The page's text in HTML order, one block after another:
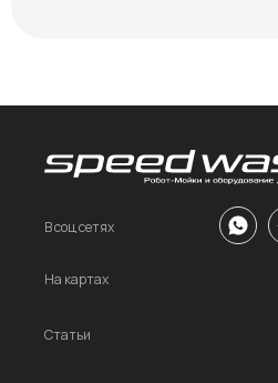
В соц сетях
Статьи
На картах